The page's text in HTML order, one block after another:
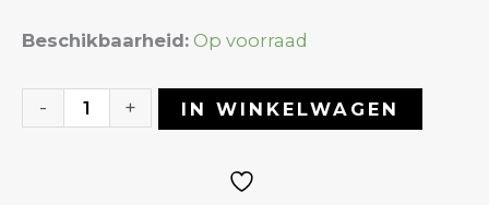
Beschikbaarheid: Op voorraad
-
Gelpolish
Pastel
+ IN WINKELWAGEN